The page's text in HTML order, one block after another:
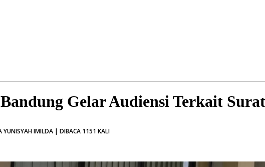
Gelar Audiensi Terkait
YUNISYAH IMILDA | DIBACA 1151 KALI